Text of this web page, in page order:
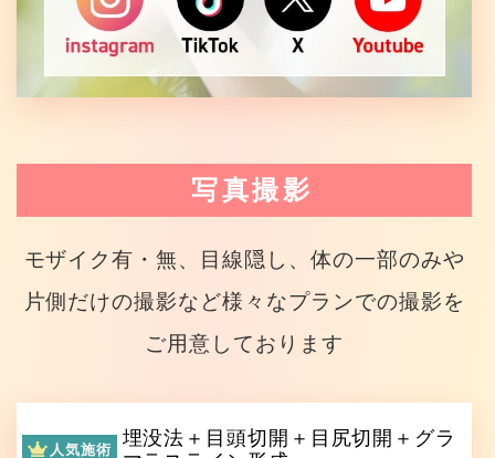
写真撮影
モザイク有・無、目線隠し、体の一部のみや
片側だけの撮影など様々なプランでの撮影を
ご用意しております
人気施術
埋没法＋目頭切開＋目尻切開＋グラ